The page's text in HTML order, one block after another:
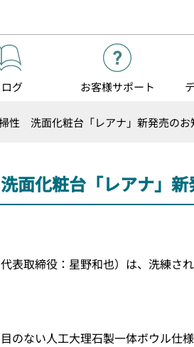
グ お客様サポート
性 洗面化粧台「レアナ」新発売のお
面化粧台「レアナ」新
表取締役：星野和也）は、洗練さ
のない人工大理石製一体ボウル仕